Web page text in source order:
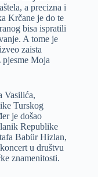
a precizna i
Krčane je do te
bisa ispratili
A tome je
zaista
Moja
Vasilića,
Turskog
je došao
Republike
Babür Hizlan,
u društvu
znamenitosti.